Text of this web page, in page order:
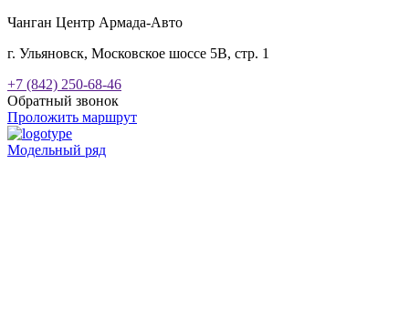
Чанган Центр Армада-Авто
г. Ульяновск, Московское шоссе 5В, стр. 1
+7 (842) 250-68-46
Обратный звонок
Проложить маршрут
Модельный ряд